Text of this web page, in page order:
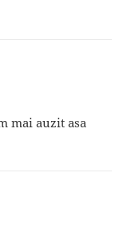
mai auzit asa